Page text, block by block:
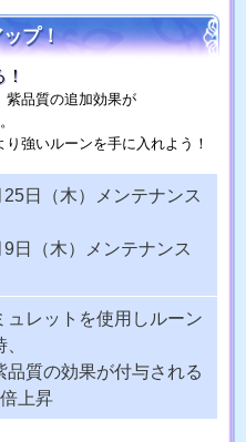
プ！
紫品質の追加効果が
強いルーンを手に入れよう！
日（木）メンテナンス
日（木）メンテナンス
ュレットを使用しルーン
品質の効果が付与される
上昇